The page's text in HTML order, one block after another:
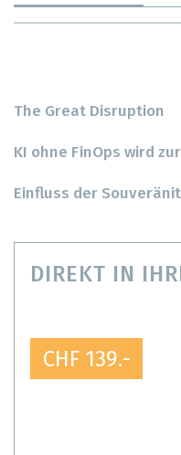
The Great Disruption
KI ohne FinOps wird
Einfluss der
DIREKT IN
CHF 139.-